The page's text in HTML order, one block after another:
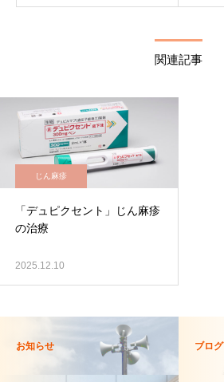
関連記事
じん麻疹
「デュピクセント」じん麻疹
の治療
2025.12.10
お知らせ ブログ